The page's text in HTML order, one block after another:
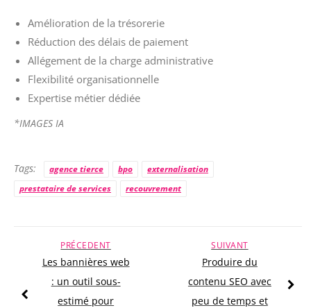
Amélioration de la trésorerie
Réduction des délais de paiement
Allégement de la charge administrative
Flexibilité organisationnelle
Expertise métier dédiée
*IMAGES IA
Tags: agence tierce bpo
externalisation
prestataire de services
recouvrement
SUIVANT
Produire du
contenu SEO avec
peu de temps et
PRÉCEDENT
Les bannières web
: un outil sous-
estimé pour